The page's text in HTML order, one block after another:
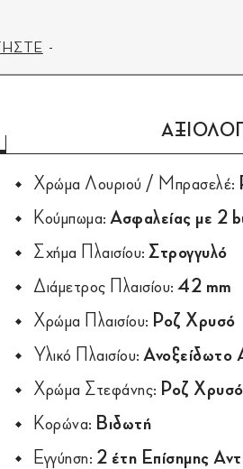
Χρώμα Λουριού / Μπρασελέ:
Κούμπωμα: Ασφαλείας με 2
Σχήμα Πλαισίου: Στρογγυλό
Διάμετρος Πλαισίου: 42 mm
Χρώμα Πλαισίου: Ροζ Χρυσό
Υλικό Πλαισίου: Ανοξείδωτο
Χρώμα Στεφάνης: Ροζ Χρυσό
Κορώνα: Βιδωτή
Εγγύηση: 2 έτη Επίσημης